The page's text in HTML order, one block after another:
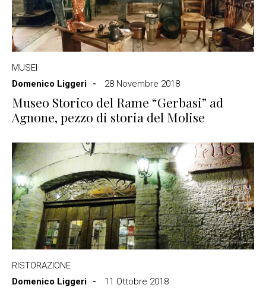
MUSEI
Domenico Liggeri
28 Novembre 2018
Museo Storico del Rame “Gerbasi” ad
Agnone, pezzo di storia del Molise
RISTORAZIONE
Domenico Liggeri
11 Ottobre 2018